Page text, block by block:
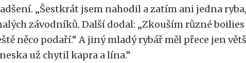
„Šestkrát jsem nahodil a zatím ani jedna
závodníků. Další dodal: „Zkouším různé boilies
něco podaří.“ A jiný mladý rybář měl přece jen
už chytil kapra a lína.“